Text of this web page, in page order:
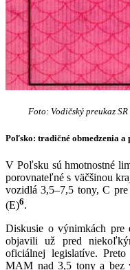
Foto: Vodičský preukaz
Poľsko: tradičné obmedzenia a
V Poľsku sú hmotnostné
porovnateľné s väčšinou
vozidlá 3,5–7,5 tony, C
(E)6.
Diskusie o výnimkách pre
objavili už pred
oficiálnej legislatíve.
MAM nad 3,5 tony a bez